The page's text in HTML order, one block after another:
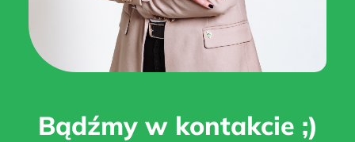
Bądźmy w kontakcie ;)